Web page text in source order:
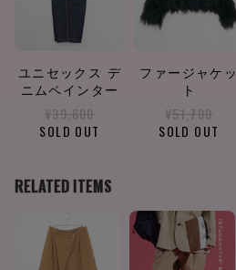
ユニセックス デ
ニムペインター
¥39,600
SOLD OUT
ファージャケッ
ト
¥51,700
SOLD OUT